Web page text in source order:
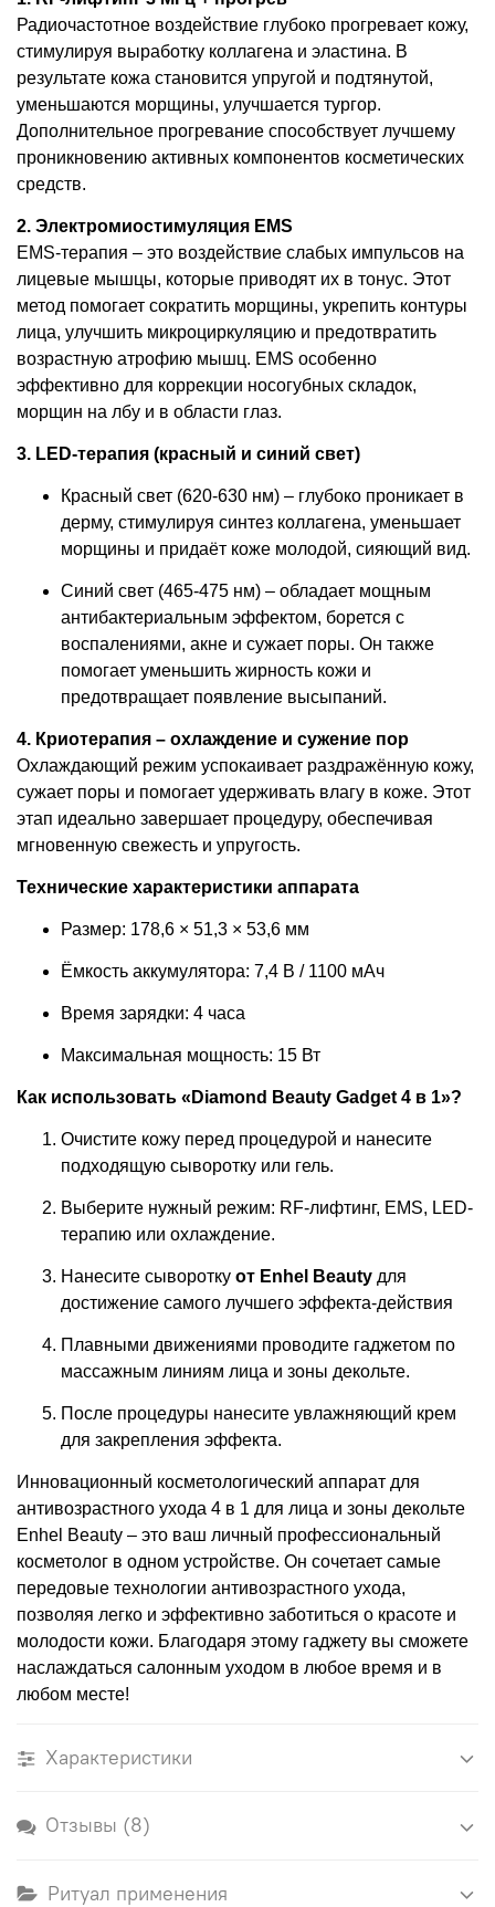
Радиочастотное воздействие глубоко прогревает кожу,
стимулируя выработку коллагена и эластина. В
результате кожа становится упругой и подтянутой,
уменьшаются морщины, улучшается тургор.
Дополнительное прогревание способствует лучшему
проникновению активных компонентов косметических
средств.
2. Электромиостимуляция EMS
EMS-терапия – это воздействие слабых импульсов на
лицевые мышцы, которые приводят их в тонус. Этот
метод помогает сократить морщины, укрепить контуры
лица, улучшить микроциркуляцию и предотвратить
возрастную атрофию мышц. EMS особенно
эффективно для коррекции носогубных складок,
морщин на лбу и в области глаз.
3. LED-терапия (красный и синий свет)
Красный свет (620-630 нм) – глубоко проникает в
дерму, стимулируя синтез коллагена, уменьшает
морщины и придаёт коже молодой, сияющий вид.
Синий свет (465-475 нм) – обладает мощным
антибактериальным эффектом, борется с
воспалениями, акне и сужает поры. Он также
помогает уменьшить жирность кожи и
предотвращает появление высыпаний.
4. Криотерапия – охлаждение и сужение пор
Охлаждающий режим успокаивает раздражённую кожу,
сужает поры и помогает удерживать влагу в коже. Этот
этап идеально завершает процедуру, обеспечивая
мгновенную свежесть и упругость.
Технические характеристики аппарата
Размер: 178,6 × 51,3 × 53,6 мм
Ёмкость аккумулятора: 7,4 В / 1100 мАч
Время зарядки: 4 часа
Максимальная мощность: 15 Вт
Как использовать «Diamond Beauty Gadget 4 в 1»?
Очистите кожу перед процедурой и нанесите
подходящую сыворотку или гель.
Выберите нужный режим: RF-лифтинг, EMS, LED-
терапию или охлаждение.
Нанесите сыворотку от Enhel Beauty для
достижение самого лучшего эффекта-действия
Плавными движениями проводите гаджетом по
массажным линиям лица и зоны декольте.
После процедуры нанесите увлажняющий крем
для закрепления эффекта.
Инновационный косметологический аппарат для
антивозрастного ухода 4 в 1 для лица и зоны декольте
Enhel Beauty – это ваш личный профессиональный
косметолог в одном устройстве. Он сочетает самые
передовые технологии антивозрастного ухода,
позволяя легко и эффективно заботиться о красоте и
молодости кожи. Благодаря этому гаджету вы сможете
наслаждаться салонным уходом в любое время и в
любом месте!
Характеристики
Отзывы (8)
Ритуал применения